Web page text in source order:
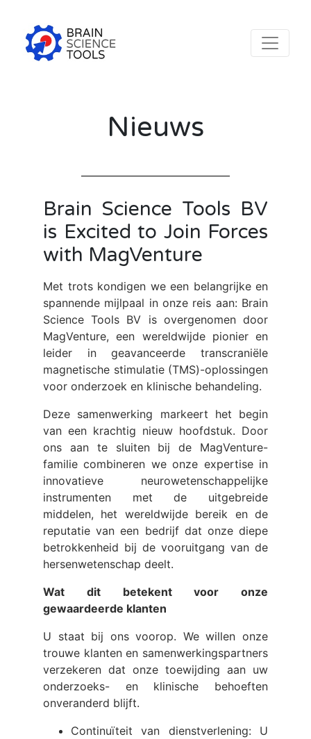
Nieuws
Brain Science Tools BV
is Excited to Join Forces
with MagVenture
Met trots kondigen we een belangrijke en
spannende mijlpaal in onze reis aan: Brain
Science Tools BV is overgenomen door
MagVenture, een wereldwijde pionier en
leider in geavanceerde transcraniële
magnetische stimulatie (TMS)-oplossingen
voor onderzoek en klinische behandeling.
Deze samenwerking markeert het begin
van een krachtig nieuw hoofdstuk. Door
ons aan te sluiten bij de MagVenture-
familie combineren we onze expertise in
innovatieve neurowetenschappelijke
instrumenten met de uitgebreide
middelen, het wereldwijde bereik en de
reputatie van een bedrijf dat onze diepe
betrokkenheid bij de vooruitgang van de
hersenwetenschap deelt.
Wat dit betekent voor onze
gewaardeerde klanten
U staat bij ons voorop. We willen onze
trouwe klanten en samenwerkingspartners
verzekeren dat onze toewijding aan uw
onderzoeks- en klinische behoeften
onveranderd blijft.
Continuïteit van dienstverlening: U